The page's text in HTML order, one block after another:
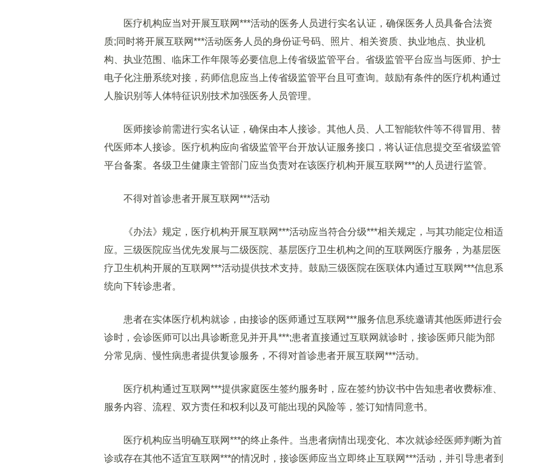
医疗机构应当对开展互联网***活动的医务人员进行实名认证，确保医务人员具备合法资
质;同时将开展互联网***活动医务人员的身份证号码、照片、相关资质、执业地点、执业机
构、执业范围、临床工作年限等必要信息上传省级监管平台。省级监管平台应当与医师、护士
电子化注册系统对接，药师信息应当上传省级监管平台且可查询。鼓励有条件的医疗机构通过
人脸识别等人体特征识别技术加强医务人员管理。
医师接诊前需进行实名认证，确保由本人接诊。其他人员、人工智能软件等不得冒用、替
代医师本人接诊。医疗机构应向省级监管平台开放认证服务接口，将认证信息提交至省级监管
平台备案。各级卫生健康主管部门应当负责对在该医疗机构开展互联网***的人员进行监管。
不得对首诊患者开展互联网***活动
《办法》规定，医疗机构开展互联网***活动应当符合分级***相关规定，与其功能定位相适
应。三级医院应当优先发展与二级医院、基层医疗卫生机构之间的互联网医疗服务，为基层医
疗卫生机构开展的互联网***活动提供技术支持。鼓励三级医院在医联体内通过互联网***信息系
统向下转诊患者。
患者在实体医疗机构就诊，由接诊的医师通过互联网***服务信息系统邀请其他医师进行会
诊时，会诊医师可以出具诊断意见并开具***;患者直接通过互联网就诊时，接诊医师只能为部
分常见病、慢性病患者提供复诊服务，不得对首诊患者开展互联网***活动。
医疗机构通过互联网***提供家庭医生签约服务时，应在签约协议书中告知患者收费标准、
服务内容、流程、双方责任和权利以及可能出现的风险等，签订知情同意书。
医疗机构应当明确互联网***的终止条件。当患者病情出现变化、本次就诊经医师判断为首
诊或存在其他不适宜互联网***的情况时，接诊医师应当立即终止互联网***活动，并引导患者到